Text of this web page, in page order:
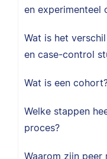
en experimenteel
Wat is het
en case-control
Wat is een
Welke stappen
proces?
Waarom zijn peer